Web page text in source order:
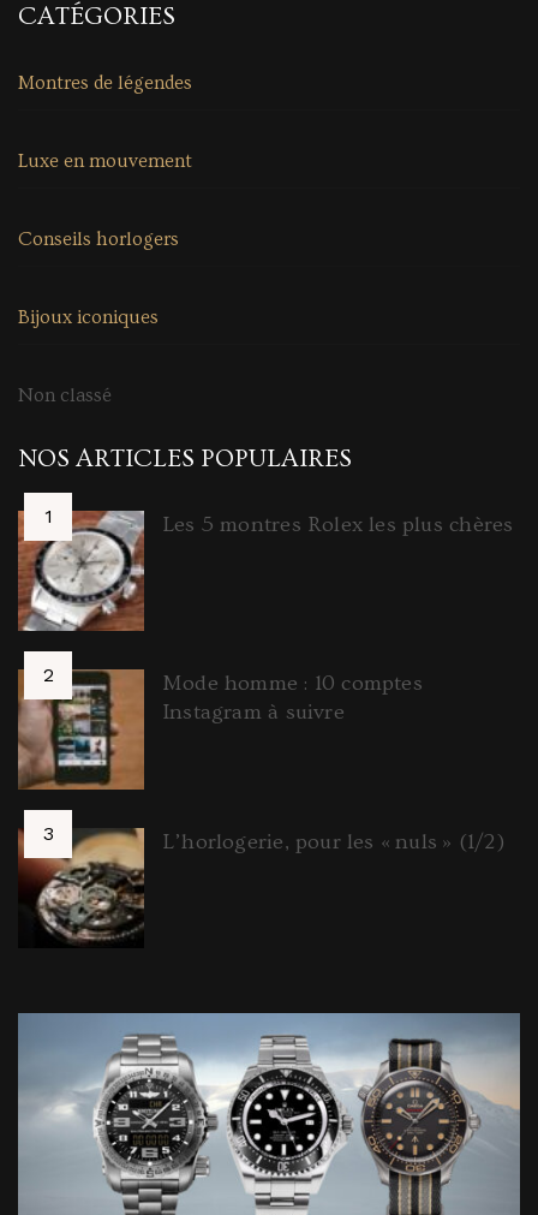
CATÉGORIES
Montres de légendes
Luxe en mouvement
Conseils horlogers
Bijoux iconiques
Non classé
NOS ARTICLES POPULAIRES
Les 5 montres Rolex les plus chères
Mode homme : 10 comptes
Instagram à suivre
L’horlogerie, pour les « nuls » (1/2)